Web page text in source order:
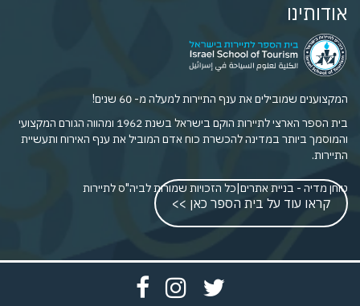
אודותינו
המקצוענים שמובילים את ענף התיירות למעלה מ- 60 שנים!
בית הספר הארצי לתיירות הוקם בישראל בשנת 1962 ומהווה הגורם המקצועי
והמוסמך ביותר במדינה להכשרת כוח אדם המוביל את ענף האירוח ותעשיית
התיירות.
קראו עוד על בית הספר כאן >>
כל הזכויות שמורות לביה"ס לתיירות|טוחן מדיה - בניית אתרים
פתחפתח